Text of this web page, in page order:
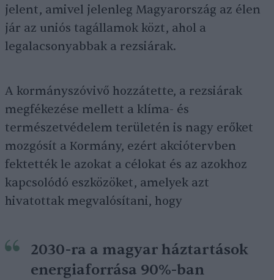
jelent, amivel jelenleg Magyarország az élen
jár az uniós tagállamok közt, ahol a
legalacsonyabbak a rezsiárak.
A kormányszóvivő hozzátette, a rezsiárak
megfékezése mellett a klíma- és
természetvédelem területén is nagy erőket
mozgósít a Kormány, ezért akciótervben
fektették le azokat a célokat és az azokhoz
kapcsolódó eszközöket, amelyek azt
hivatottak megvalósítani, hogy
2030-ra a magyar háztartások
energiaforrása 90%-ban